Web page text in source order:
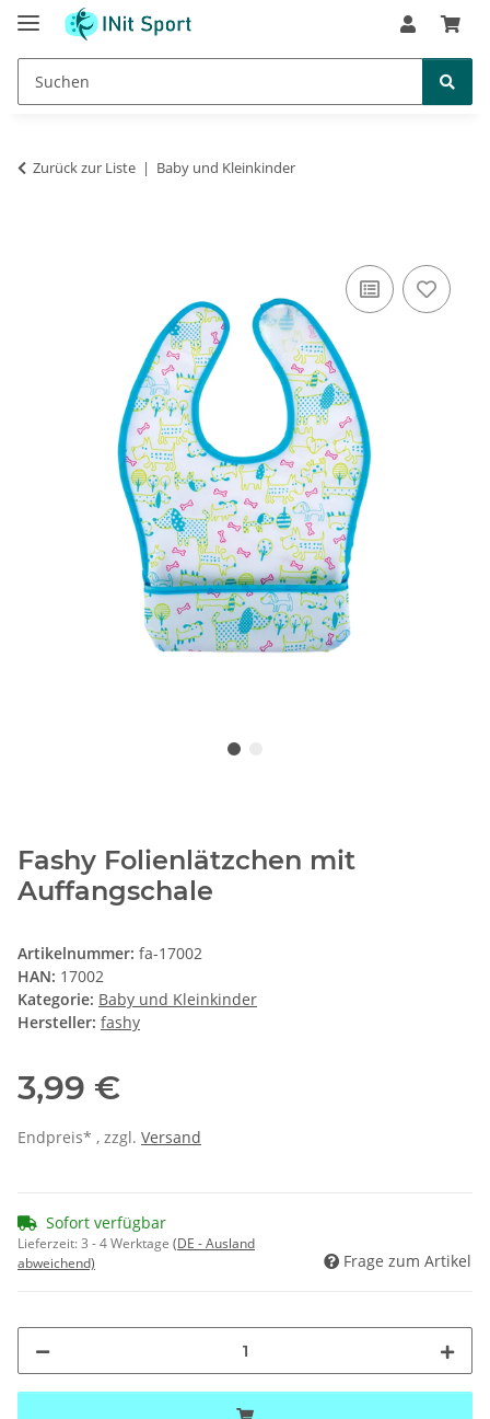
Zurück zur Liste Baby und Kleinkinder
Fashy Folienlätzchen mit
Auffangschale
Artikelnummer: fa-17002
HAN: 17002
Kategorie: Baby und Kleinkinder
Hersteller: fashy
3,99 €
Endpreis* , zzgl. Versand
Sofort verfügbar
Lieferzeit:3 - 4 Werktage (DE - Ausland
abweichend)
Frage zum Artikel